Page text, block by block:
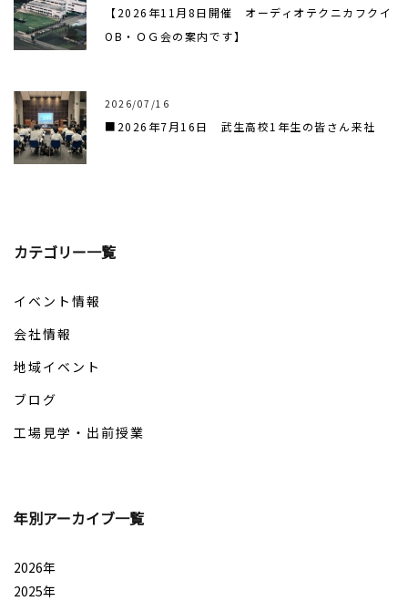
【2026年11月8日開催 オーディオテクニカフクイ
OB・ＯＧ会の案内です】
2026/07/16
■2026年7月16日 武生高校1年生の皆さん来社
カテゴリー一覧
イベント情報
会社情報
地域イベント
ブログ
工場見学・出前授業
年別アーカイブ一覧
2026年
2025年